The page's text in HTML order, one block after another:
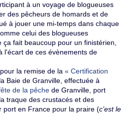
à un voyage de blogueuses
des pêcheurs de homards et de
à jouer une mi-temps dans chaque
celui des blogueuses
fait beaucoup pour un finistérien,
l'écart de ces évènements de
la remise de la « Certification
Baie de Granville, effectuée à
de la pêche de Granville, port
traque des crustacés et des
port en France pour la praire (c’est le